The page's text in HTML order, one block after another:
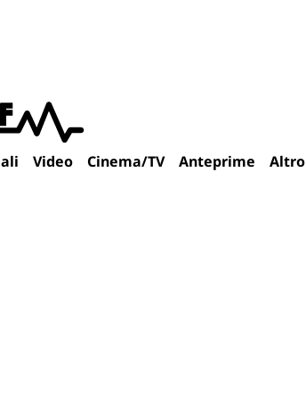
Video Cinema/TV Anteprime Altro